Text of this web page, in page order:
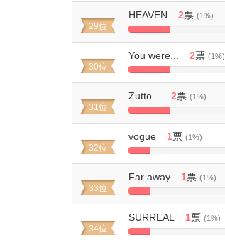
Complete
29位
HEAVEN 2票 (1%)
10%
Complete
30位
You were... 2票 (1%)
10%
Complete
31位
Zutto... 2票 (1%)
10%
Complete
32位
vogue 1票 (1%)
5%
Complete
33位
Far away 1票 (1%)
5%
Complete
34位
SURREAL 1票 (1%)
5%